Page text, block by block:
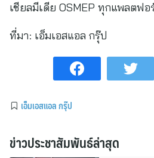
เชียลมีเดีย OSMEP ทุกแพลตฟอ
ที่มา: เอ็มเอสแอล กรุ๊ป
เอ็มเอสแอล กรุ๊ป
ข่าวประชาสัมพันธ์ล่าสุด